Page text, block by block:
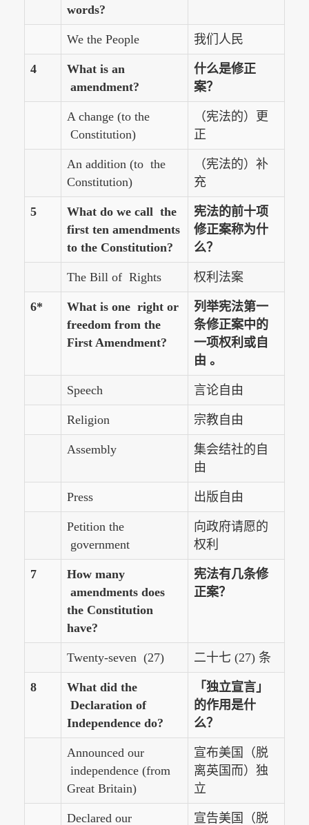
words?
We the People 我们人民
4
What is an
amendment?
什么是修正
案？
A change (to the
Constitution)
（宪法的）更
正
An addition (to the
Constitution)
（宪法的）补
充
5
What do we call the
first ten amendments
to the Constitution?
宪法的前十项
修正案称为什
么？
The Bill of Rights 权利法案
6*
What is one right or
freedom from the
First Amendment?
列举宪法第一
条修正案中的
一项权利或自
由 。
Speech 言论自由
Religion 宗教自由
Assembly
集会结社的自
由
Press 出版自由
Petition the
government
向政府请愿的
权利
7
How many
amendments does
the Constitution
have?
宪法有几条修
正案？
Twenty-seven (27) 二十七 (27) 条
8
What did the
Declaration of
Independence do?
「独立宣言」
的作用是什
么？
Announced our
independence (from
Great Britain)
宣布美国（脱
离英国而）独
立
Declared our 宣告美国（脱